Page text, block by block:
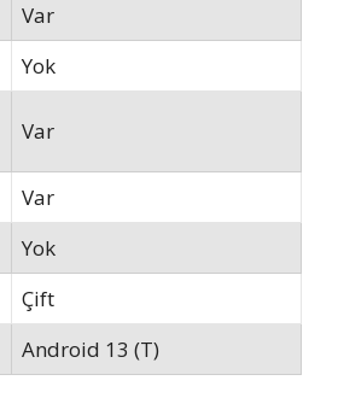
Var
Yok
Var
Var
Yok
Çift
Android 13 (T)